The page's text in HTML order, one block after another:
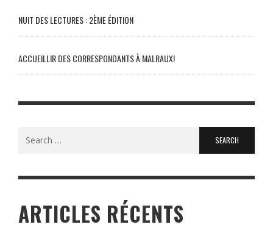
NUIT DES LECTURES : 2ÈME ÉDITION
ACCUEILLIR DES CORRESPONDANTS À MALRAUX!
ARTICLES RÉCENTS